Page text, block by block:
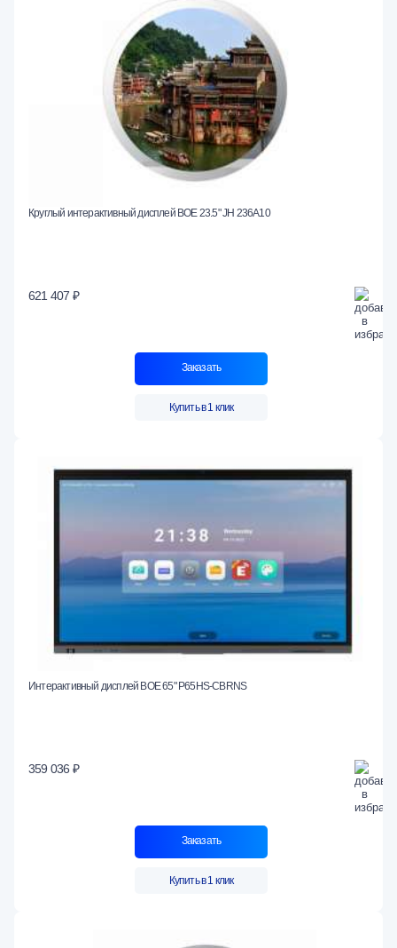
Круглый интерактивный дисплей BOE 23.5" JH 236A10
621 407 ₽
Заказать
Купить в 1 клик
Интерактивный дисплей BOE 65" P65HS-CBRNS
359 036 ₽
Заказать
Купить в 1 клик